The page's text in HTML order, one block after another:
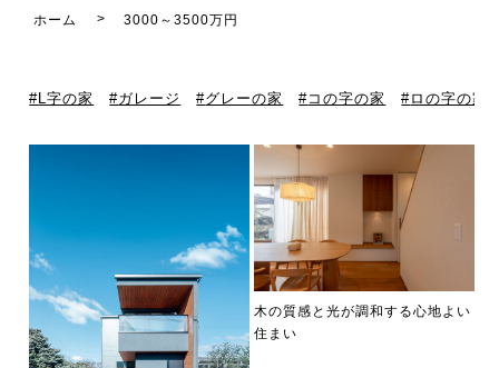
ホーム 3000～3500万円
L字の家 ガレージ グレーの家 コの字の家 ロの字の家
木の質感と光が調和する心地よい
住まい